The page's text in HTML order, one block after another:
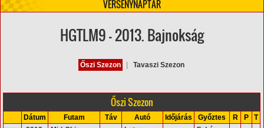
VERSENYNAPTÁR
HGTLM9 - 2013. Bajnokság
Őszi Szezon Tavaszi Szezon
Őszi Szezon
Dátum Futam Táv Autó Időjárás Győztes R P
T